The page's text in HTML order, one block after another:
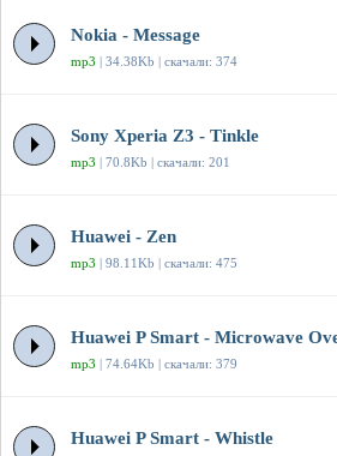
Nokia - Message
mp3 | 34.38Kb | скачали: 374
Sony Xperia Z3 - Tinkle
mp3 | 70.8Kb | скачали: 201
Huawei - Zen
mp3 | 98.11Kb | скачали: 475
Huawei P Smart - Microwave
mp3 | 74.64Kb | скачали: 379
Huawei P Smart - Whistle